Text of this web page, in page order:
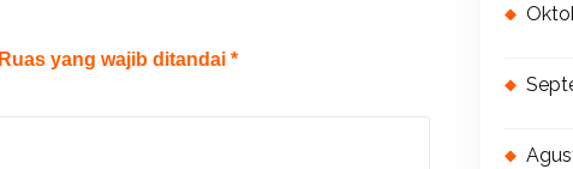
Ruas yang wajib ditandai *